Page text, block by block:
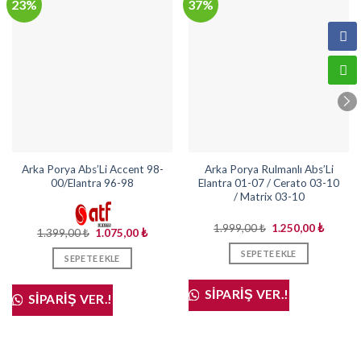
23%
Arka Porya Abs’Li Accent 98-
00/Elantra 96-98
1.399,00₺ Orijinal
1.399,00 ₺.
1.075,00₺Şu
SEPETE EKLE
SIPARIŞ VER.!
37%
Arka Porya Rulmanlı Abs’Li
Elantra 01-07 / Cerato 03-10
/ Matrix 03-10
1.999,00₺ Orijinal
1.999,00 ₺.
1.250,00₺Şu
SEPETE EKLE
SIPARIŞ VER.!